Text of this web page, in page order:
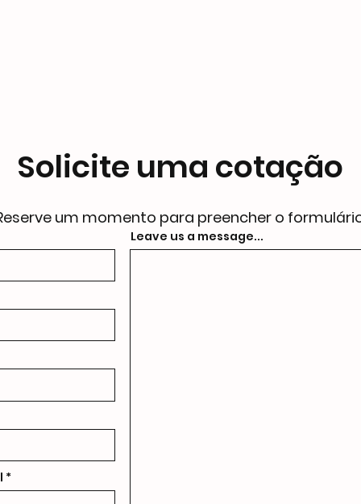
Solicite uma cotação
um momento para preencher o
Leave us a message...